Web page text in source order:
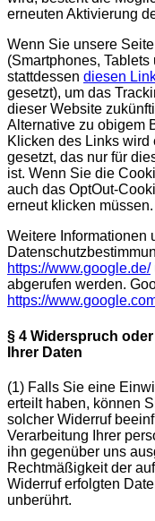
erneuten Aktivierung
Wenn Sie unsere
(Smartphones,
stattdessen diesen
gesetzt), um das
dieser Website
Alternative zu obigem
Klicken des Links wird
gesetzt, das nur für
ist. Wenn Sie die
auch das OptOut-
erneut klicken müssen.
Weitere Informationen
https://www.google.de/
abgerufen werden.
https://
§ 4 Widerspruch
Ihrer Daten
(1) Falls Sie eine
erteilt haben, können
solcher Widerruf
Verarbeitung Ihrer
ihn gegenüber uns
Rechtmäßigkeit der
Widerruf erfolgten
unberührt.